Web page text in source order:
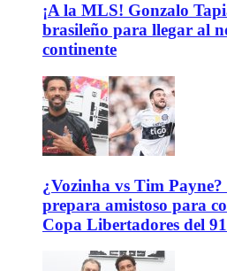
¡A la MLS! Gonzalo
brasileño para llegar al
continente
¿Vozinha vs Tim
prepara amistoso para
Copa Libertadores del 91